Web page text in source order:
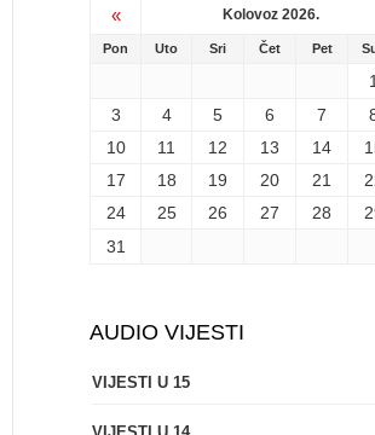
« Kolovoz 2026.
Pon Uto Sri Čet Pet
1
3
4 5 6 7
10 11 12 13 14
17
18 19 20 21
24
25 26 27 28
31
AUDIO VIJESTI
VIJESTI U 15